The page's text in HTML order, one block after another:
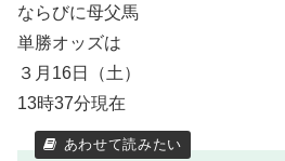
ならびに母父馬
単勝オッズは
３月16日（土）
13時37分現在